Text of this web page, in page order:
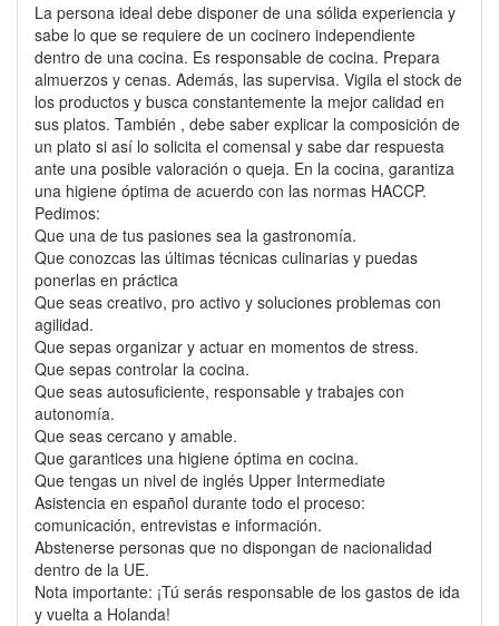
La persona ideal debe disponer de una sólida experiencia y
sabe lo que se requiere de un cocinero independiente
dentro de una cocina. Es responsable de cocina. Prepara
almuerzos y cenas. Además, las supervisa. Vigila el stock de
los productos y busca constantemente la mejor calidad en
sus platos. También , debe saber explicar la composición de
un plato si así lo solicita el comensal y sabe dar respuesta
ante una posible valoración o queja. En la cocina, garantiza
una higiene óptima de acuerdo con las normas HACCP.
Pedimos:
Que una de tus pasiones sea la gastronomía.
Que conozcas las últimas técnicas culinarias y puedas
ponerlas en práctica
Que seas creativo, pro activo y soluciones problemas con
agilidad.
Que sepas organizar y actuar en momentos de stress.
Que sepas controlar la cocina.
Que seas autosuficiente, responsable y trabajes con
autonomía.
Que seas cercano y amable.
Que garantices una higiene óptima en cocina.
Que tengas un nivel de inglés Upper Intermediate
Asistencia en español durante todo el proceso:
comunicación, entrevistas e información.
Abstenerse personas que no dispongan de nacionalidad
dentro de la UE.
Nota importante: ¡Tú serás responsable de los gastos de ida
y vuelta a Holanda!